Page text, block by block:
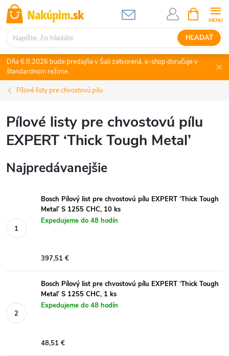
Prejsť
na
obsah
HĽADAŤ
KOŠÍK
Dňa 6.8.2026 bude predajňa v Šali zatvorená, e-shop doručuje v
štandardnom režime.
Pílové listy pre chvostovú pílu
Pílové listy pre chvostovú pílu
EXPERT ‘Thick Tough Metal’
Najpredávanejšie
Bosch Pílový list pre chvostovú pílu EXPERT ‘Thick Tough
Metal’ S 1255 CHC, 10 ks
Expedujeme do 48 hodín
397,51 €
Bosch Pílový list pre chvostovú pílu EXPERT ‘Thick Tough
Metal’ S 1255 CHC, 1 ks
Expedujeme do 48 hodín
48,51 €